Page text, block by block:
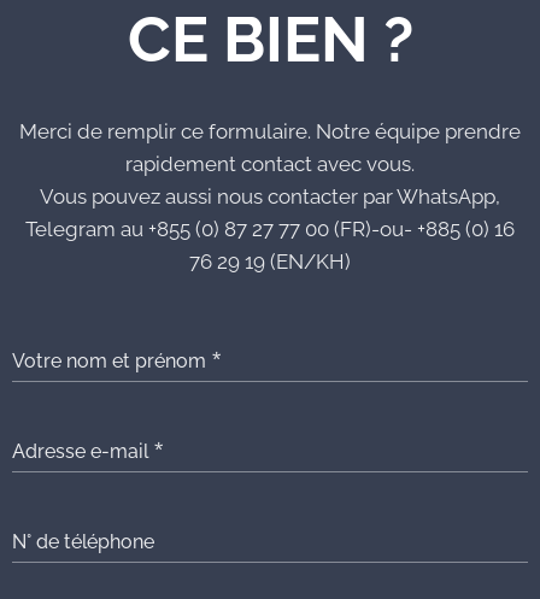
CE BIEN ?
Merci de remplir ce formulaire. Notre équipe prendre
rapidement contact avec vous.
Vous pouvez aussi nous contacter par WhatsApp,
Telegram au +855 (0) 87 27 77 00 (FR)-ou- +885 (0) 16
76 29 19 (EN/KH)
Votre nom et prénom
Adresse e-mail
N° de téléphone